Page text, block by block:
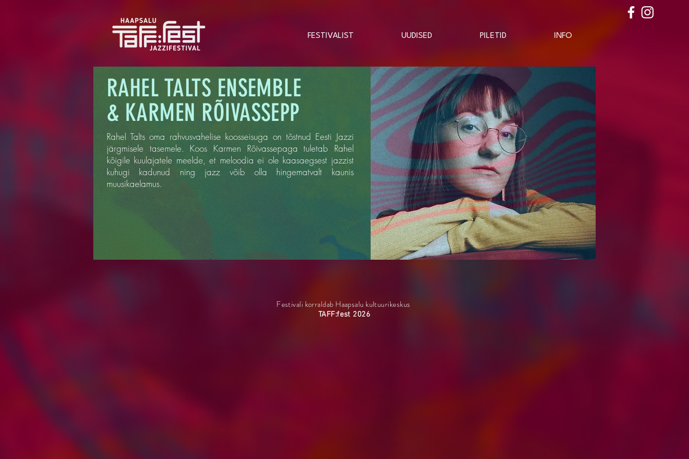
FESTIVALIST UUDISED PILETID INFO
RAHEL TALTS ENSEMBLE
& KARMEN RÕIVASSEPP
Rahel Talts oma rahvusvahelise koosseisuga on tõstnud Eesti Jazzi
järgmisele tasemele. Koos Karmen Rõivassepaga tuletab Rahel
kõigile kuulajatele meelde, et meloodia ei ole kaasaegsest jazzist
kuhugi kadunud ning jazz võib olla hingematvalt kaunis
muusikaelamus.
Festivali korraldab Haapsalu kultuurikeskus
TAFF:fest 2026